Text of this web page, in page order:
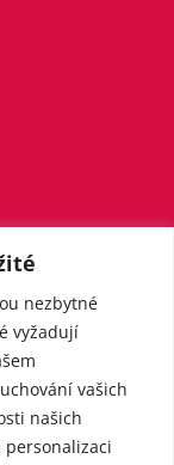
nezbytné
vyžadují
vašich
našich